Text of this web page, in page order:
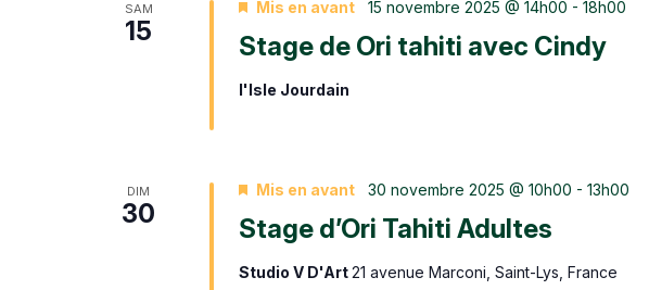
SAM
15 Stage de Ori tahiti avec Cindy
Mis en avant 15 novembre 2025 @ 14h00 - 18h00
l'Isle Jourdain
DIM
30 Stage d’Ori Tahiti Adultes
Mis en avant 30 novembre 2025 @ 10h00 - 13h00
Studio V D'Art21 avenue Marconi, Saint-Lys, France